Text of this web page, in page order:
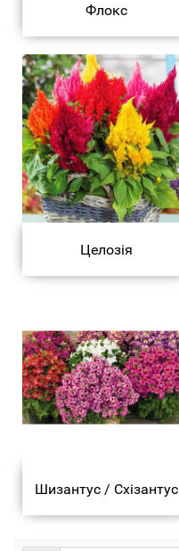
Флокс
Целозія
Шизантус / Схізантус